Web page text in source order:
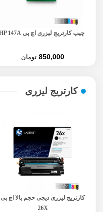
چیپ کارتریج لیزری اچ پی HP 147A
850,000 تومان
کارتریج لیزری
کارتریج لیزری دیجی حجم بالا اچ پی
26X